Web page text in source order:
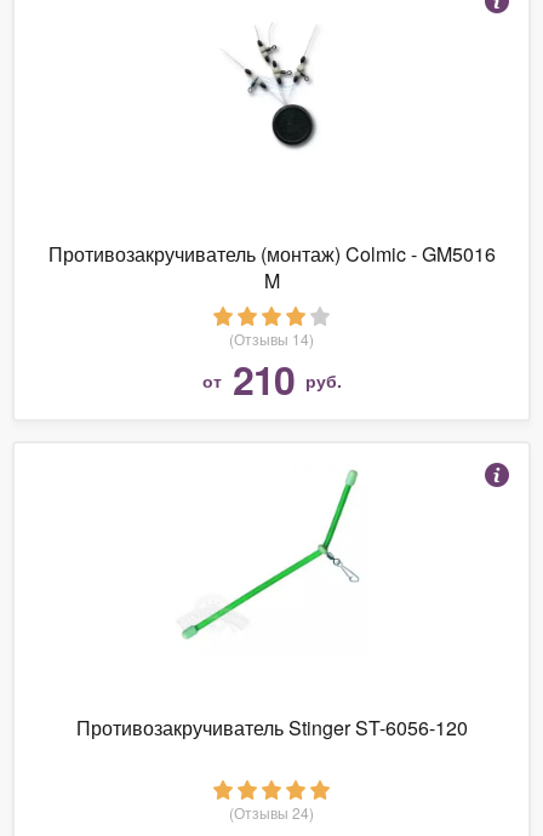
Противозакручиватель (монтаж) Colmic - GM5016
M
(Отзывы 14)
от 210 руб.
Противозакручиватель Stinger ST-6056-120
(Отзывы 24)